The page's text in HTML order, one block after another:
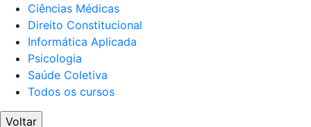
Ciências Médicas
Direito Constitucional
Informática Aplicada
Psicologia
Saúde Coletiva
Todos os cursos
Voltar